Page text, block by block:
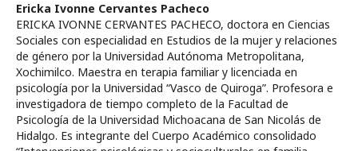
Ericka Ivonne Cervantes Pacheco
ERICKA IVONNE CERVANTES PACHECO, doctora en Ciencias
Sociales con especialidad en Estudios de la mujer y relaciones
de género por la Universidad Autónoma Metropolitana,
Xochimilco. Maestra en terapia familiar y licenciada en
psicología por la Universidad “Vasco de Quiroga”. Profesora e
investigadora de tiempo completo de la Facultad de
Psicología de la Universidad Michoacana de San Nicolás de
Hidalgo. Es integrante del Cuerpo Académico consolidado